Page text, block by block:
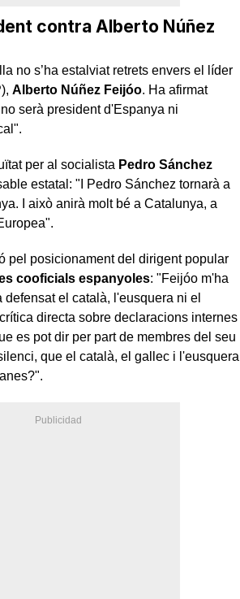
contra Alberto Núñez
no s’ha estalviat retrets envers el líder
Alberto Núñez Feijóo. Ha afirmat
serà president d'Espanya ni
per al socialista Pedro Sánchez
estatal: "I Pedro Sánchez tornarà a
I això anirà molt bé a Catalunya, a
pel posicionament del dirigent popular
cooficials espanyoles: "Feijóo m'ha
el català, l'eusquera ni el
directa sobre declaracions internes
es pot dir per part de membres del seu
que el català, el gallec i l'eusquera